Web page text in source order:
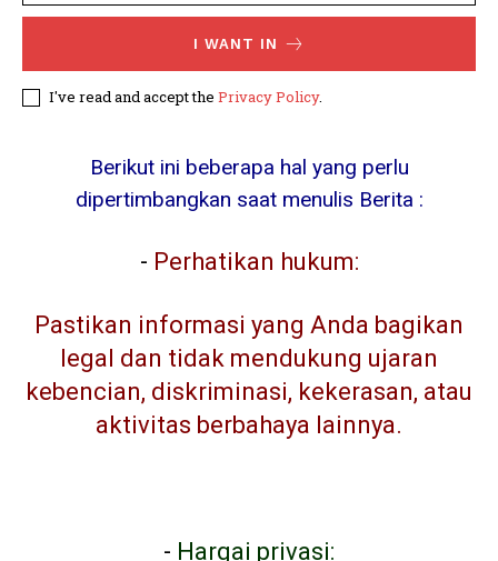
I WANT IN
I've read and accept the Privacy Policy.
Berikut ini beberapa hal yang perlu
dipertimbangkan saat menulis Berita :
- Perhatikan hukum:
Pastikan informasi yang Anda bagikan
legal dan tidak mendukung ujaran
kebencian, diskriminasi, kekerasan, atau
aktivitas berbahaya lainnya.
- Hargai privasi: